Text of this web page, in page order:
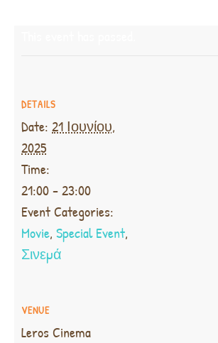
DETAILS
Date: 21 Ιουνίου,
2025
Time:
21:00 - 23:00
Event Categories:
Movie, Special Event,
Σινεμά
VENUE
Leros Cinema